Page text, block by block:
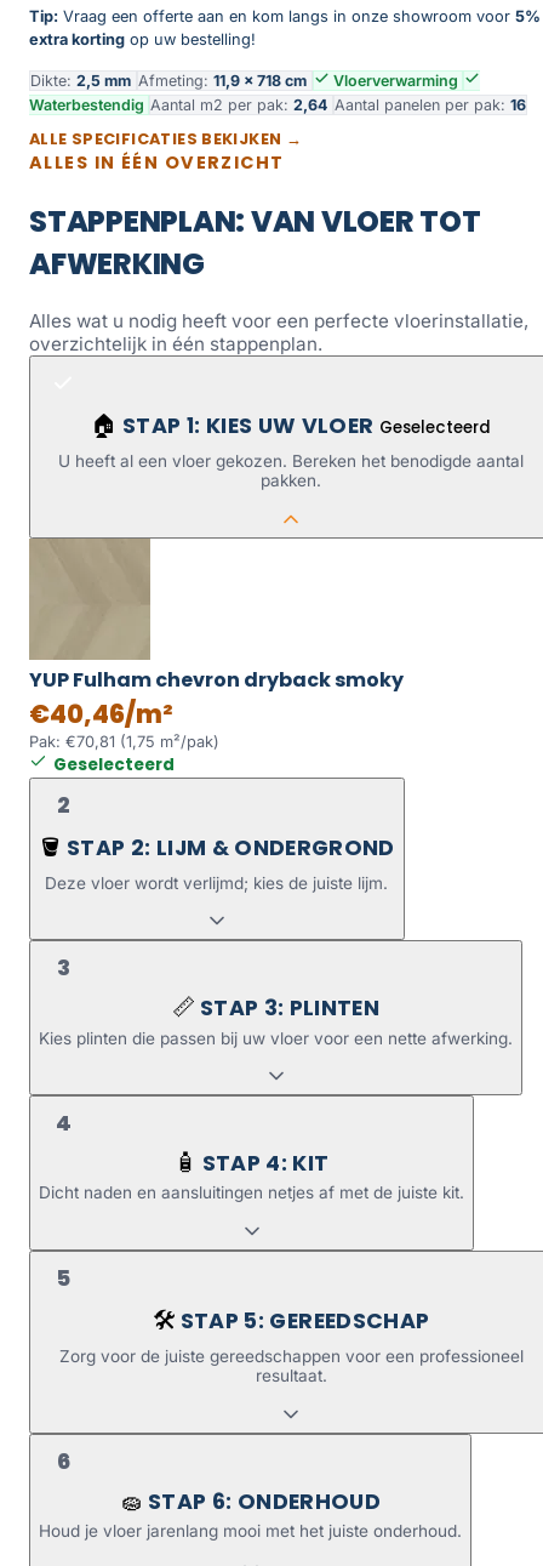
Tip: Vraag een offerte aan en kom langs in onze showroom voor 5%
extra korting op uw bestelling!
Dikte: 2,5 mm Afmeting: 11,9 × 718 cm
Vloerverwarming
Waterbestendig Aantal m2 per pak: 2,64 Aantal panelen per pak: 16
ALLE SPECIFICATIES BEKIJKEN →
ALLES IN ÉÉN OVERZICHT
STAPPENPLAN: VAN VLOER TOT
AFWERKING
Alles wat u nodig heeft voor een perfecte vloerinstallatie,
overzichtelijk in één stappenplan.
🏠 STAP 1: KIES UW VLOER Geselecteerd
U heeft al een vloer gekozen. Bereken het benodigde aantal
pakken.
YUP Fulham chevron dryback smoky
€40,46/m²
Pak: €70,81 (1,75 m²/pak)
Geselecteerd
2
🪣 STAP 2: LIJM & ONDERGROND
Deze vloer wordt verlijmd; kies de juiste lijm.
3
📏 STAP 3: PLINTEN
Kies plinten die passen bij uw vloer voor een nette afwerking.
4
🧴 STAP 4: KIT
Dicht naden en aansluitingen netjes af met de juiste kit.
5
🛠️ STAP 5: GEREEDSCHAP
Zorg voor de juiste gereedschappen voor een professioneel
resultaat.
6
🧽 STAP 6: ONDERHOUD
Houd je vloer jarenlang mooi met het juiste onderhoud.